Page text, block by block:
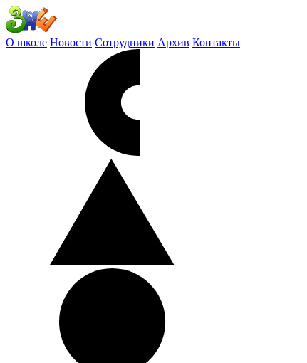
О школе Новости Сотрудники Архив Контакты